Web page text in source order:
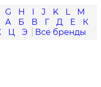
G H I J K L
M
А Б В Г Д Е
К
Ц Э